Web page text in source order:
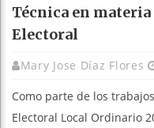
Técnica en
Electoral
Mary Jose Díaz Flores
Como parte de los
Electoral Local Ordinario